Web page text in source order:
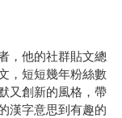
，他的社群貼文總
，短短幾年粉絲數
又創新的風格，帶
漢字意思到有趣的